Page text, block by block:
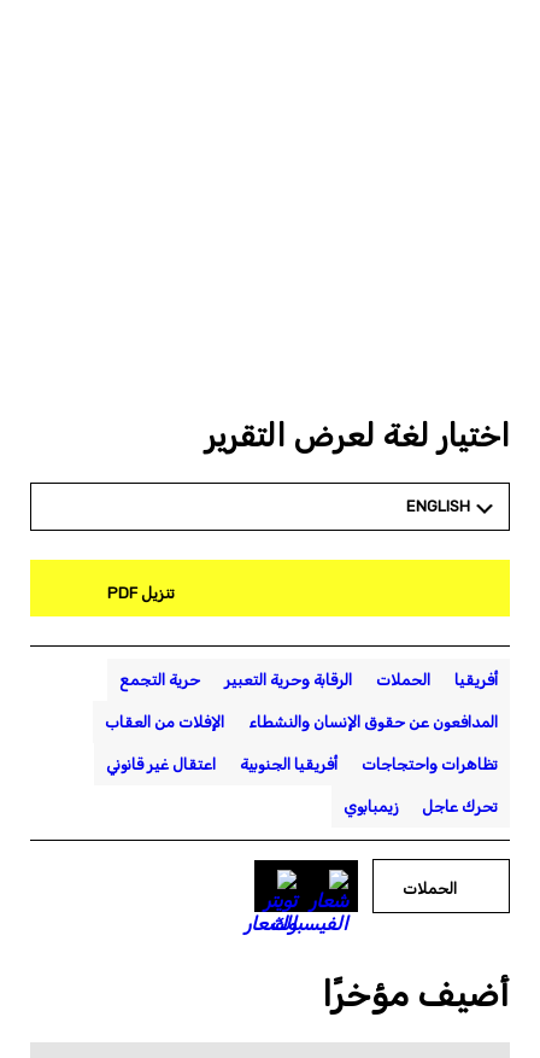
اختيار لغة لعرض التقرير
ENGLISH
تنزيل PDF
أفريقيا الحملات الرقابة وحرية التعبير حرية التجمع
المدافعون عن حقوق الإنسان والنشطاء الإفلات من العقاب
تظاهرات واحتجاجات أفريقيا الجنوبية اعتقال غير قانوني
تحرك عاجل زيمبابوي
الحملات
أضيف مؤخرًا